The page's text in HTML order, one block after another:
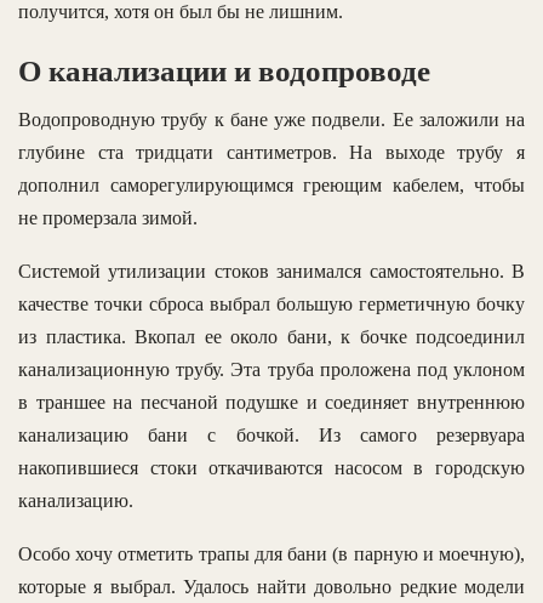
получится, хотя он был бы не лишним.
О канализации и водопроводе
Водопроводную трубу к бане уже подвели. Ее заложили на
глубине ста тридцати сантиметров. На выходе трубу я
дополнил саморегулирующимся греющим кабелем, чтобы
не промерзала зимой.
Системой утилизации стоков занимался самостоятельно. В
качестве точки сброса выбрал большую герметичную бочку
из пластика. Вкопал ее около бани, к бочке подсоединил
канализационную трубу. Эта труба проложена под уклоном
в траншее на песчаной подушке и соединяет внутреннюю
канализацию бани с бочкой. Из самого резервуара
накопившиеся стоки откачиваются насосом в городскую
канализацию.
Особо хочу отметить трапы для бани (в парную и моечную),
которые я выбрал. Удалось найти довольно редкие модели